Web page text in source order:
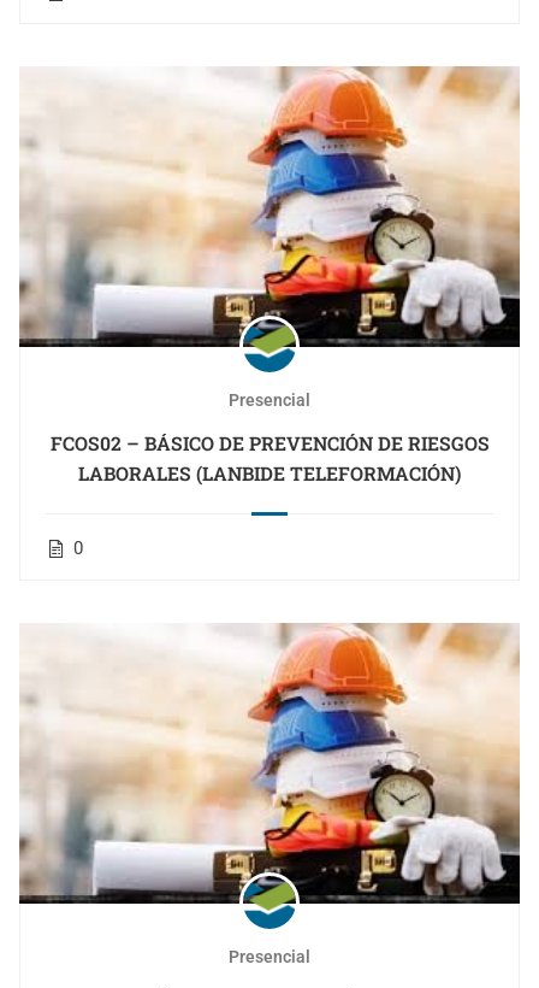
Presencial
FCOS02 – BÁSICO DE PREVENCIÓN DE RIESGOS
LABORALES (LANBIDE TELEFORMACIÓN)
0
Presencial